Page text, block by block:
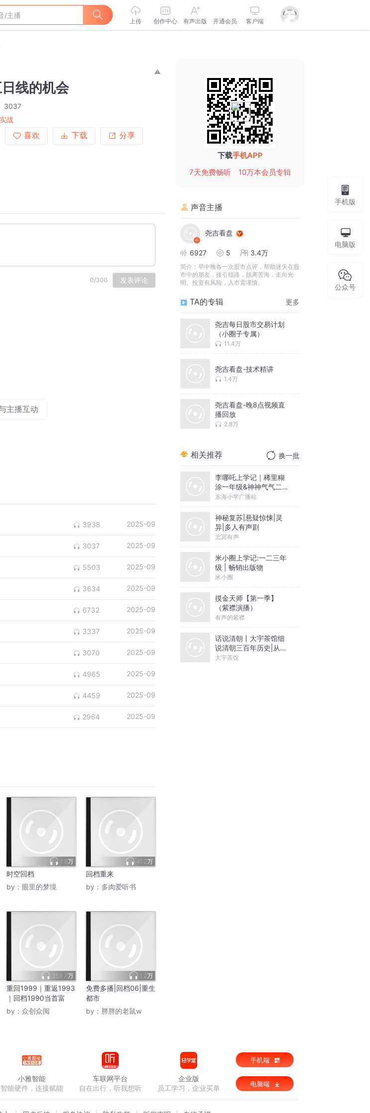
上传 创作中心 有声出版 开通会员 客户端
线的机会
3037
战
喜欢
下载 分享
0/300 发表评论
主播互动
3938 2025-09
3037 2025-09
5503 2025-09
3634 2025-09
6732 2025-09
3337 2025-09
3070 2025-09
4965 2025-09
4459 2025-09
2964 2025-09
1.8万
时空回档
by： 眼里的梦境
41.2万
回档重来
by： 多肉爱听书
259.7万
重回1999｜重返1993
｜回档1990当首富
by： 众创众阅
1.2万
免费多播|回档06|重生
都市
by： 胖胖的老鼠w
下载手机APP
7天免费畅听
10万本会员专辑
声音主播
尧吉看盘
6927 5 3.4万
简介： 早中晚各一次股市点评，帮助迷失在股
市中的朋友，接引指路，脱离苦海，走向光
明。投资有风险，入市需谨慎。
TA的专辑 更多
尧吉每日股市交易计划
（小圈子专属）
11.4万
尧吉看盘-技术精讲
1.4万
尧吉看盘-晚8点视频直
播回放
2.8万
相关推荐 换一批
李哪吒上学记｜稀里糊
涂一年级&神神气气二年
级
东海小学广播站
神秘复苏|悬疑惊悚|灵
异|多人有声剧
北冥有声
米小圈上学记:一二三年
级 | 畅销出版物
米小圈
摸金天师【第一季】
（紫襟演播）
有声的紫襟
话说清朝丨大宇茶馆细
说清朝三百年历史|从努
尔哈赤到末代皇帝溥仪|
大宇茶馆
手机版
电脑版
公众号
小雅智能
智能硬件，连接赋能
车联网平台
自在出行，听我想听
企业版
员工学习，企业买单
手机端
电脑端